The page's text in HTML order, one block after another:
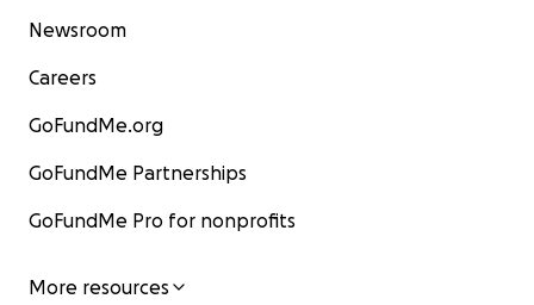
Newsroom
Careers
GoFundMe.org
GoFundMe Partnerships
GoFundMe Pro for nonprofits
More resources